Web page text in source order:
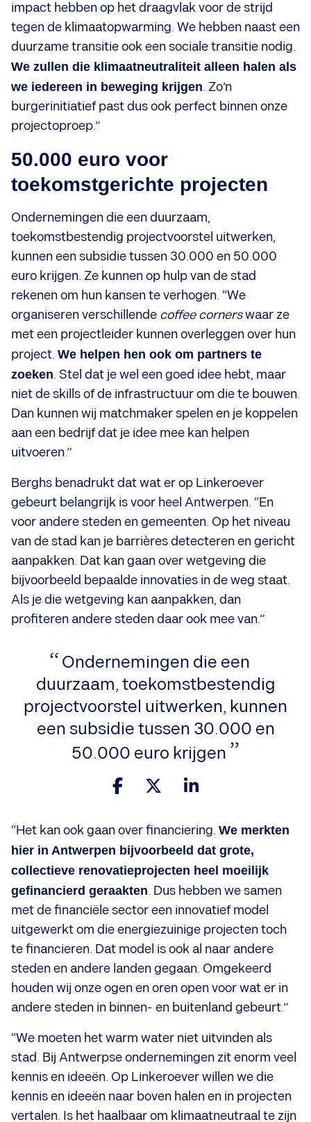
impact hebben op het draagvlak voor de strijd
tegen de klimaatopwarming. We hebben naast een
duurzame transitie ook een sociale transitie nodig.
We zullen die klimaatneutraliteit alleen halen als
we iedereen in beweging krijgen. Zo’n
burgerinitiatief past dus ook perfect binnen onze
projectoproep.”
50.000 euro voor
toekomstgerichte projecten
Ondernemingen die een duurzaam,
toekomstbestendig projectvoorstel uitwerken,
kunnen een subsidie tussen 30.000 en 50.000
euro krijgen. Ze kunnen op hulp van de stad
rekenen om hun kansen te verhogen. “We
organiseren verschillende coffee cornerswaar ze
met een projectleider kunnen overleggen over hun
project. We helpen hen ook om partners te
zoeken. Stel dat je wel een goed idee hebt, maar
niet de skills of de infrastructuur om die te bouwen.
Dan kunnen wij matchmaker spelen en je koppelen
aan een bedrijf dat je idee mee kan helpen
uitvoeren.”
Berghs benadrukt dat wat er op Linkeroever
gebeurt belangrijk is voor heel Antwerpen. “En
voor andere steden en gemeenten. Op het niveau
van de stad kan je barrières detecteren en gericht
aanpakken. Dat kan gaan over wetgeving die
bijvoorbeeld bepaalde innovaties in de weg staat.
Als je die wetgeving kan aanpakken, dan
profiteren andere steden daar ook mee van.”
Ondernemingen die een
duurzaam, toekomstbestendig
projectvoorstel uitwerken, kunnen
een subsidie tussen 30.000 en
50.000 euro krijgen
“Het kan ook gaan over financiering. We merkten
hier in Antwerpen bijvoorbeeld dat grote,
collectieve renovatieprojecten heel moeilijk
gefinancierd geraakten. Dus hebben we samen
met de financiële sector een innovatief model
uitgewerkt om die energiezuinige projecten toch
te financieren. Dat model is ook al naar andere
steden en andere landen gegaan. Omgekeerd
houden wij onze ogen en oren open voor wat er in
andere steden in binnen- en buitenland gebeurt.”
“We moeten het warm water niet uitvinden als
stad. Bij Antwerpse ondernemingen zit enorm veel
kennis en ideeën. Op Linkeroever willen we die
kennis en ideeën naar boven halen en in projecten
vertalen. Is het haalbaar om klimaatneutraal te zijn